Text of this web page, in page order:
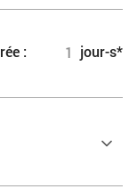
à Kyoto.
: jour-s*